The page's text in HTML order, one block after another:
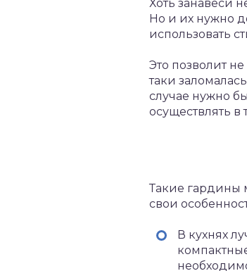
Хоть занавеси
Но и их нужно
использовать
Это позволит
таки
случае нужно
осуществлять
Такие гардины
свои
В кухнях